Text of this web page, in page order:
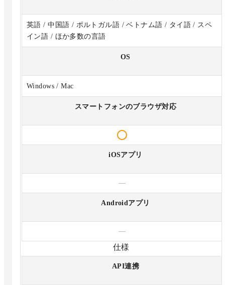
英語 / 中国語 / ポルトガル語 / ベトナム語 / タイ語 / スペ
イン語 / ほか多数の言語
OS
Windows / Mac
スマートフォンのブラウザ対応
iOSアプリ
—
Androidアプリ
—
仕様
API連携